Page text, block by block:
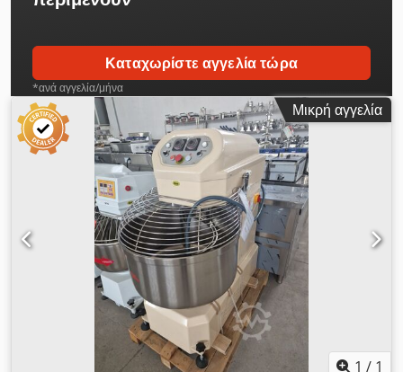
Καταχωρίστε αγγελία τώρα
*ανά αγγελία/μήνα
Μικρή αγγελία
1 / 1